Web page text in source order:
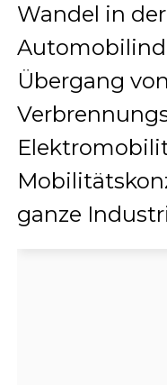
Wandel in der
Übergang
ganze